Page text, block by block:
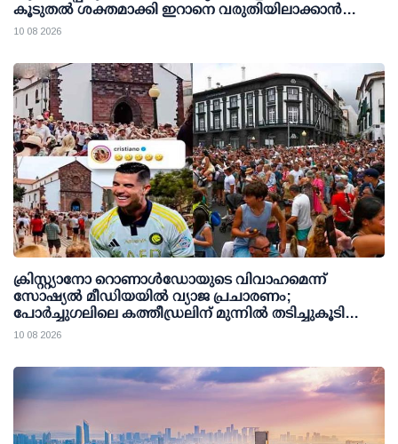
കൂടുതല്‍ ശക്തമാക്കി ഇറാനെ വരുതിയിലാക്കാന്‍
നീക്കം
10 08 2026
ക്രിസ്റ്റ്യാനോ റൊണാള്‍ഡോയുടെ വിവാഹമെന്ന്
സോഷ്യല്‍ മീഡിയയില്‍ വ്യാജ പ്രചാരണം;
പോര്‍ച്ചുഗലിലെ കത്തീഡ്രലിന് മുന്നില്‍ തടിച്ചുകൂടി
ജനക്കൂട്ടം
10 08 2026